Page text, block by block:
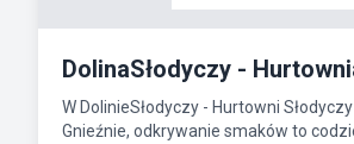
DolinaSłodyczy -
W DolinieSłodyczy - Hurtowni
Gnieźnie, odkrywanie smaków to